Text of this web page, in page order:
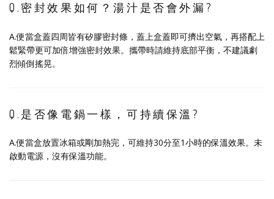
Q.密封效果如何？湯汁是否會外漏?
A.便當盒蓋四周皆有矽膠密封條，蓋上盒蓋即可擠出空氣，再搭配上
鬆緊帶更可加倍增強密封效果。攜帶時請維持底部平衡，不建議劇
烈傾倒搖晃。
Q.是否像電鍋一樣，可持續保溫?
A.便當盒放置冰箱或剛加熱完，可維持30分至1小時的保溫效果。未
啟動電源，沒有保溫功能。